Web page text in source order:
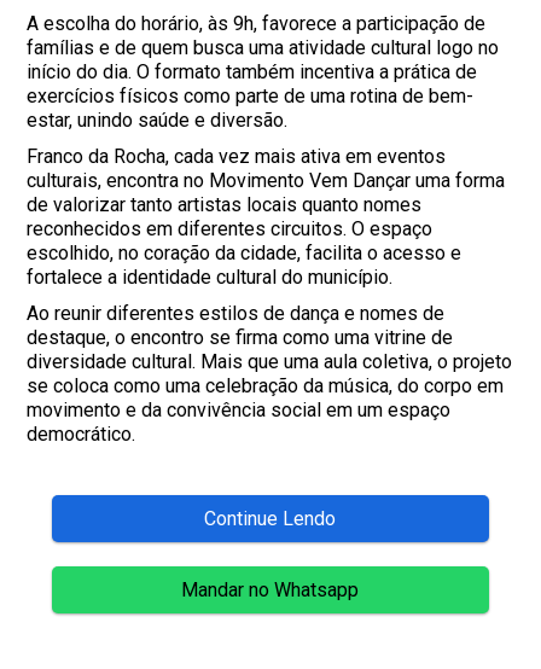
A escolha do horário, às 9h, favorece a participação de
famílias e de quem busca uma atividade cultural logo no
início do dia. O formato também incentiva a prática de
exercícios físicos como parte de uma rotina de bem-
estar, unindo saúde e diversão.
Franco da Rocha, cada vez mais ativa em eventos
culturais, encontra no Movimento Vem Dançar uma forma
de valorizar tanto artistas locais quanto nomes
reconhecidos em diferentes circuitos. O espaço
escolhido, no coração da cidade, facilita o acesso e
fortalece a identidade cultural do município.
Ao reunir diferentes estilos de dança e nomes de
destaque, o encontro se firma como uma vitrine de
diversidade cultural. Mais que uma aula coletiva, o projeto
se coloca como uma celebração da música, do corpo em
movimento e da convivência social em um espaço
democrático.
Continue Lendo
Mandar no Whatsapp